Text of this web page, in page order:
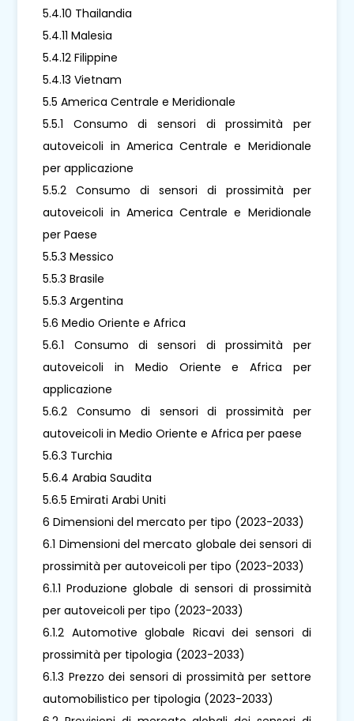
5.4.10 Thailandia
5.4.11 Malesia
5.4.12 Filippine
5.4.13 Vietnam
5.5 America Centrale e Meridionale
5.5.1 Consumo di sensori di prossimità per
autoveicoli in America Centrale e Meridionale
per applicazione
5.5.2 Consumo di sensori di prossimità per
autoveicoli in America Centrale e Meridionale
per Paese
5.5.3 Messico
5.5.3 Brasile
5.5.3 Argentina
5.6 Medio Oriente e Africa
5.6.1 Consumo di sensori di prossimità per
autoveicoli in Medio Oriente e Africa per
applicazione
5.6.2 Consumo di sensori di prossimità per
autoveicoli in Medio Oriente e Africa per paese
5.6.3 Turchia
5.6.4 Arabia Saudita
5.6.5 Emirati Arabi Uniti
6 Dimensioni del mercato per tipo (2023-2033)
6.1 Dimensioni del mercato globale dei sensori di
prossimità per autoveicoli per tipo (2023-2033)
6.1.1 Produzione globale di sensori di prossimità
per autoveicoli per tipo (2023-2033)
6.1.2 Automotive globale Ricavi dei sensori di
prossimità per tipologia (2023-2033)
6.1.3 Prezzo dei sensori di prossimità per settore
automobilistico per tipologia (2023-2033)